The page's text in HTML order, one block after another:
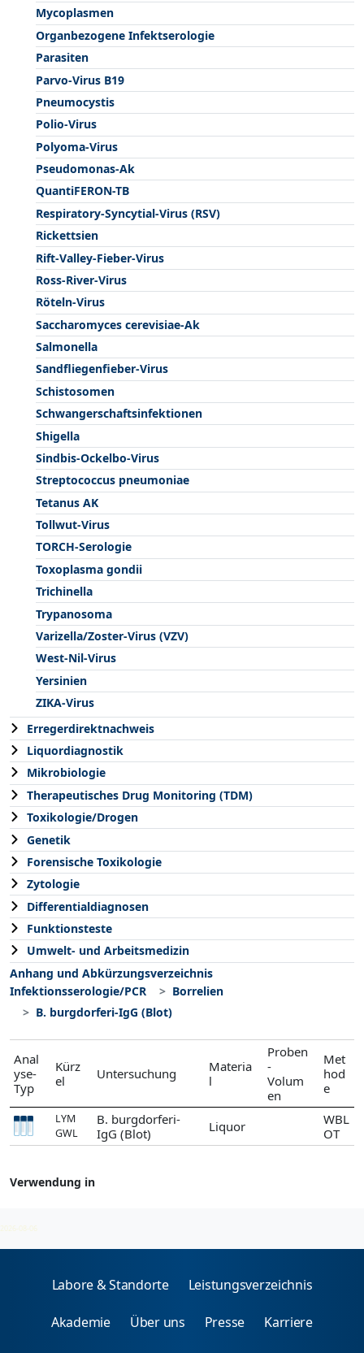
Mycoplasmen
Organbezogene Infektserologie
Parasiten
Parvo-Virus B19
Pneumocystis
Polio-Virus
Polyoma-Virus
Pseudomonas-Ak
QuantiFERON-TB
Respiratory-Syncytial-Virus (RSV)
Rickettsien
Rift-Valley-Fieber-Virus
Ross-River-Virus
Röteln-Virus
Saccharomyces cerevisiae-Ak
Salmonella
Sandfliegenfieber-Virus
Schistosomen
Schwangerschaftsinfektionen
Shigella
Sindbis-Ockelbo-Virus
Streptococcus pneumoniae
Tetanus AK
Tollwut-Virus
TORCH-Serologie
Toxoplasma gondii
Trichinella
Trypanosoma
Varizella/Zoster-Virus (VZV)
West-Nil-Virus
Yersinien
ZIKA-Virus
Erregerdirektnachweis
Liquordiagnostik
Mikrobiologie
Therapeutisches Drug Monitoring (TDM)
Toxikologie/Drogen
Genetik
Forensische Toxikologie
Zytologie
Differentialdiagnosen
Funktionsteste
Umwelt- und Arbeitsmedizin
Anhang und Abkürzungsverzeichnis
Infektionsserologie/PCR
Borrelien
B. burgdorferi-IgG (Blot)
Anal
yse-
Typ
Kürz
el
Untersuchung
Materia
l
Proben
-
Volum
en
Met
hod
e
LYM
GWL
B. burgdorferi-
IgG (Blot)
Liquor
WBL
OT
Verwendung in
2026-08-06
Labore & Standorte Leistungsverzeichnis
Akademie Über uns Presse Karriere